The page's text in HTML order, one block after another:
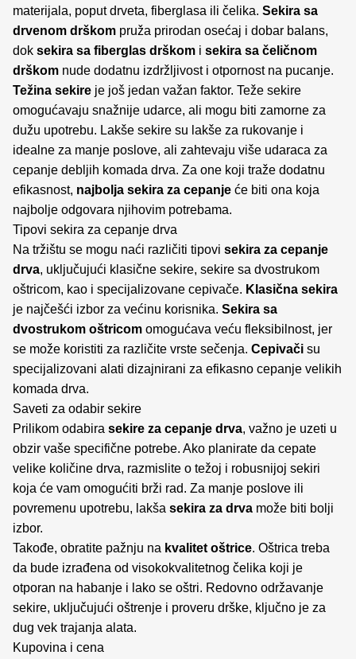
materijala, poput drveta, fiberglasa ili čelika. Sekira sa
drvenom drškom pruža prirodan osećaj i dobar balans,
dok sekira sa fiberglas drškom i sekira sa čeličnom
drškom nude dodatnu izdržljivost i otpornost na pucanje.
Težina sekire je još jedan važan faktor. Teže sekire
omogućavaju snažnije udarce, ali mogu biti zamorne za
dužu upotrebu. Lakše sekire su lakše za rukovanje i
idealne za manje poslove, ali zahtevaju više udaraca za
cepanje debljih komada drva. Za one koji traže dodatnu
efikasnost, najbolja sekira za cepanje će biti ona koja
najbolje odgovara njihovim potrebama.
Tipovi sekira za cepanje drva
Na tržištu se mogu naći različiti tipovi sekira za cepanje
drva, uključujući klasične sekire, sekire sa dvostrukom
oštricom, kao i specijalizovane cepivače. Klasična sekira
je najčešći izbor za većinu korisnika. Sekira sa
dvostrukom oštricom omogućava veću fleksibilnost, jer
se može koristiti za različite vrste sečenja. Cepivači su
specijalizovani alati dizajnirani za efikasno cepanje velikih
komada drva.
Saveti za odabir sekire
Prilikom odabira sekire za cepanje drva, važno je uzeti u
obzir vaše specifične potrebe. Ako planirate da cepate
velike količine drva, razmislite o težoj i robusnijoj sekiri
koja će vam omogućiti brži rad. Za manje poslove ili
povremenu upotrebu, lakša sekira za drva može biti bolji
izbor.
Takođe, obratite pažnju na kvalitet oštrice. Oštrica treba
da bude izrađena od visokokvalitetnog čelika koji je
otporan na habanje i lako se oštri. Redovno održavanje
sekire, uključujući oštrenje i proveru drške, ključno je za
dug vek trajanja alata.
Kupovina i cena